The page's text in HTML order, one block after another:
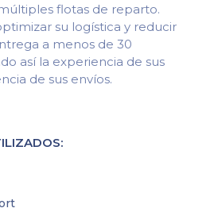
flotas de reparto.
su logística y reducir
a menos de 30
así la experiencia de sus
de sus envíos.